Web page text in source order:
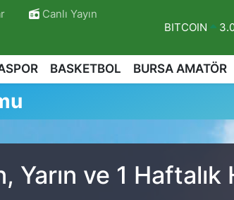
Canlı Yayın
BITCOIN
DOLAR
GRAM ALTIN
BASKETBOL BURSA AMATÖR
Yarın ve 1